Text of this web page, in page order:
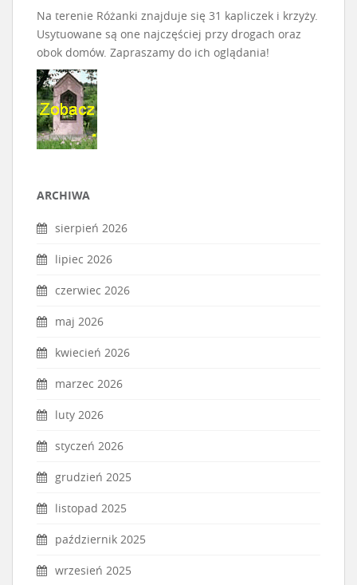
Na terenie Różanki znajduje się 31 kapliczek i krzyży.
Usytuowane są one najczęściej przy drogach oraz
obok domów. Zapraszamy do ich oglądania!
ARCHIWA
sierpień 2026
lipiec 2026
czerwiec 2026
maj 2026
kwiecień 2026
marzec 2026
luty 2026
styczeń 2026
grudzień 2025
listopad 2025
październik 2025
wrzesień 2025